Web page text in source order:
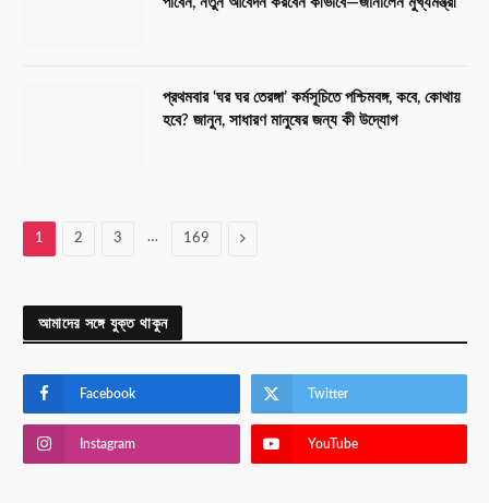
প্রথমবার ‘ঘর ঘর তেরঙ্গা’ কর্মসূচিতে পশ্চিমবঙ্গ, কবে, কোথায়
হবে? জানুন, সাধারণ মানুষের জন্য কী উদ্যোগ
1 2 3 … 169 Next
আমাদের সঙ্গে যুক্ত থাকুন
Facebook Twitter
Instagram YouTube